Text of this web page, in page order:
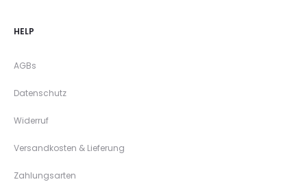
HELP
AGBs
Datenschutz
Widerruf
Versandkosten & Lieferung
Zahlungsarten